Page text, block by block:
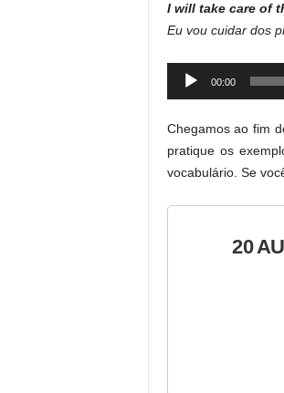
I will take care of
Eu vou cuidar dos
Audio
00:00
Chegamos ao fim
pratique os
vocabulário. Se
20